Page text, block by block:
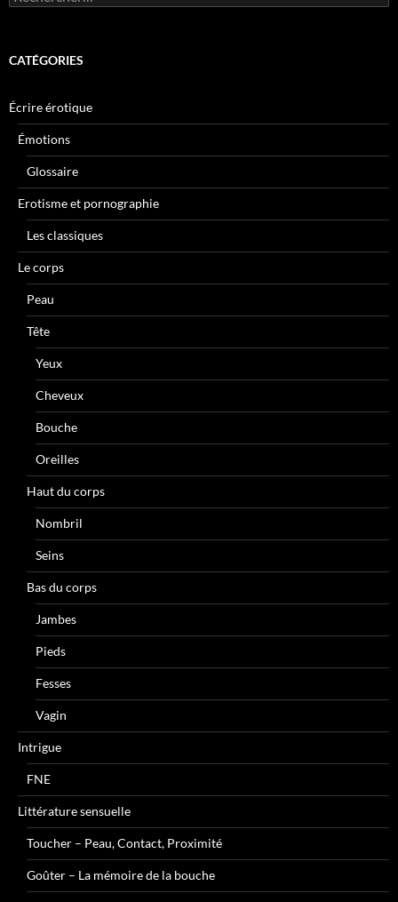
CATÉGORIES
Écrire érotique
Émotions
Glossaire
Erotisme et pornographie
Les classiques
Le corps
Peau
Tête
Yeux
Cheveux
Bouche
Oreilles
Haut du corps
Nombril
Seins
Bas du corps
Jambes
Pieds
Fesses
Vagin
Intrigue
FNE
Littérature sensuelle
Toucher – Peau, Contact, Proximité
Goûter – La mémoire de la bouche